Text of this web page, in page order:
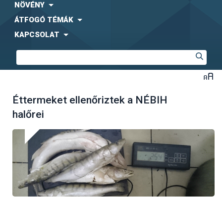
NÖVÉNY
ÁTFOGÓ TÉMÁK
KAPCSOLAT
Éttermeket ellenőriztek a NÉBIH
halőrei